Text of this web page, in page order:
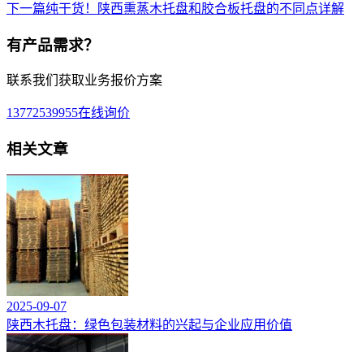
下一篇纯干货！陕西熏蒸木托盘和胶合板托盘的不同点详解
有产品需求？
联系我们获取业务报价方案
13772539955在线询价
相关文章
2025-09-07
陕西木托盘：绿色包装材料的兴起与企业应用价值